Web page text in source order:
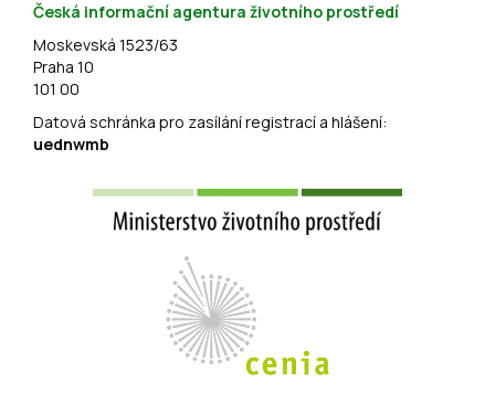
Česká informační agentura životního prostředí
Moskevská 1523/63
Praha 10
101 00
Datová schránka pro zasílání registrací a hlášení:
uednwmb